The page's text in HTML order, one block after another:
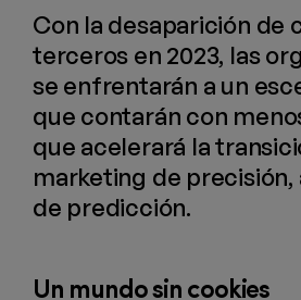
Con la desaparición de
terceros en 2023, las
se enfrentarán a un
que contarán con
que acelerará la
marketing de precisión,
de predicción.
Un mundo sin cookies